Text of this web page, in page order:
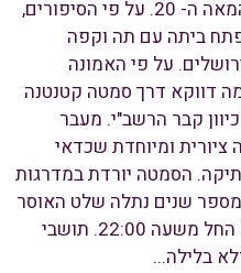
מקור השם חדש הרבה יותר, מן המאה ה- 20. על פי הסיפורים,
ביתה עם תה וקפה
על פי האמונה
דווקא דרך סמטה קטנטנה
קבר הרשב"י. מעבר
ומיוחדת שכדאי
הסמטה יורדת במדרגות
הרשב"י 47. לפני מספר שנים נתלה שלט האוסר
על מעבר מבקרים בסמטה בלילה החל משעה 22:00. תושבי
בלילה...